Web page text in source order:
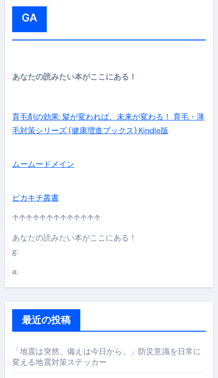
GA
あなたの読みたい本がここにある！
育毛剤の効果: 髪が変われば、未来が変わる！ 育毛・薄
毛対策シリーズ (健康増進ブックス) Kindle版
ムームードメイン
ピカキチ叢書
↑↑↑↑↑↑↑↑↑↑↑↑↑
あなたの読みたい本がここにある！
g:
a:
最近の投稿
「地震は突然、備えは今日から。」防災意識を日常に
変える地震対策ステッカー